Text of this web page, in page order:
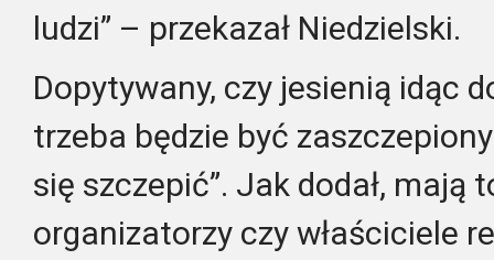
ludzi” – przekazał Niedzielski.
Dopytywany, czy jesienią idąc
trzeba będzie być
się szczepić”. Jak dodał, mają
organizatorzy czy właściciele